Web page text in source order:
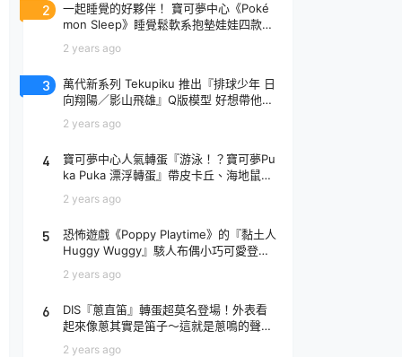
2
一起睡覺的好夥伴！ 寶可夢中心《Poké
mon Sleep》睡覺鬆軟系抱墊娃娃四款登
2 years ago
3
萬代新系列 Tekupiku 推出『排球少年 日
向翔陽／影山飛雄』Q版模型 好想帶他出
2 years ago
4
寶可夢中心人氣轉蛋『游泳！？寶可夢Pu
ka Puka 漂浮轉蛋』帶皮卡丘、海地鼠去
2 years ago
5
恐怖遊戲《Poppy Playtime》的『黏土人
Huggy Wuggy』駭人布偶小巧可愛登
2 years ago
6
DIS『蔥直笛』轉蛋超莫名登場！外表看
起來像蔥其實是笛子～這就是蔥鳴的聲音
2 years ago